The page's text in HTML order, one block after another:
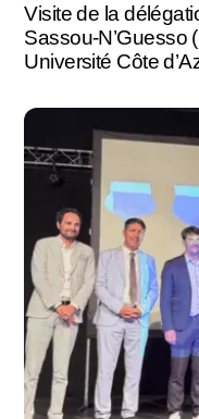
Visite de la
Sassou-N’Guesso
Université Côte